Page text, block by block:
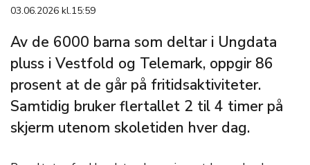
03.06.2026 kl.15:59
Av de 6000 barna som deltar i Ungdata
pluss i Vestfold og Telemark, oppgir 86
prosent at de går på fritidsaktiviteter.
Samtidig bruker flertallet 2 til 4 timer på
skjerm utenom skoletiden hver dag.